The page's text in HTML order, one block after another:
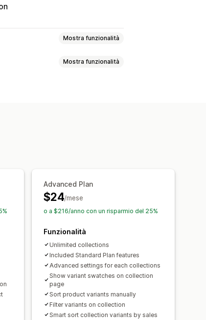
Mostra funzionalità
Mostra funzionalità
Advanced Plan
$24/mese
o a $216/anno con un risparmio del 25%
Funzionalità
Unlimited collections
Included Standard Plan features
Advanced settings for each collections
Show variant swatches on collection
page
Sort product variants manually
Filter variants on collection
Smart sort collection variants by sales